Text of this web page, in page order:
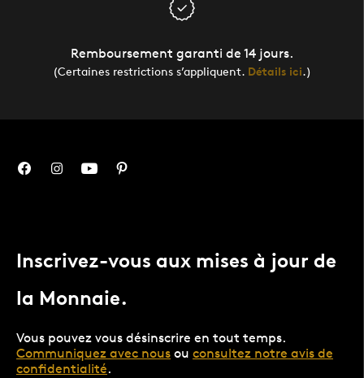
Remboursement garanti de 14 jours.
(Certaines restrictions s’appliquent. Détails ici.)
Inscrivez-vous aux mises à jour de
la Monnaie.
Vous pouvez vous désinscrire en tout temps.
Communiquez avec nous ou consultez notre avis de
confidentialité.